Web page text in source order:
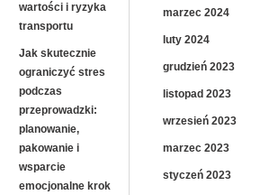
wartości i ryzyka
transportu
Jak skutecznie
ograniczyć stres
podczas
przeprowadzki:
planowanie,
pakowanie i
wsparcie
emocjonalne krok
marzec 2024
luty 2024
grudzień 2023
listopad 2023
wrzesień 2023
marzec 2023
styczeń 2023